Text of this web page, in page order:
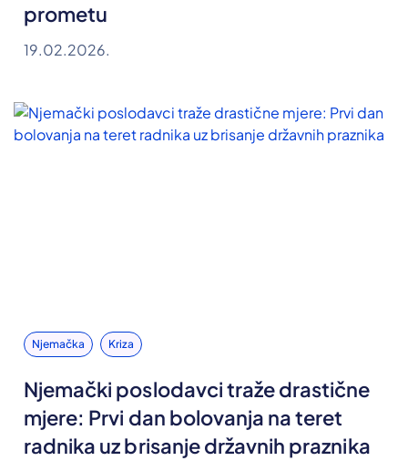
prometu
19.02.2026.
Njemačka Kriza
Njemački poslodavci traže drastične
mjere: Prvi dan bolovanja na teret
radnika uz brisanje državnih praznika